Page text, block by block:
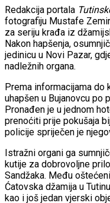
Redakcija portala
fotografiju Mustafe
za seriju krađa iz
Nakon hapšenja,
jedinicu u Novi Pazar,
nadležnih organa.
Prema informacijama do
uhapšen u Bujanovcu po
Pronađen je u jednom
prenoćiti prije pokušaja
policije spriječen je
Istražni organi ga
kutije za dobrovoljne
Sandžaka. Među
Ćatovska džamija u
kao i još jedan vjerski